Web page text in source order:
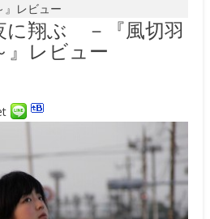
』レビュー
に翔ぶ －『風切羽
』レビュー